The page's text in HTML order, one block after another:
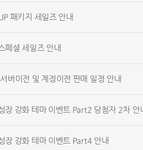
패키지 세일즈 안내
페셜 세일즈 안내
버이전 및 계정이전 판매 일정 안내
장 강화 테마 이벤트 Part2 당첨자 2차 안
장 강화 테마 이벤트 Part4 안내